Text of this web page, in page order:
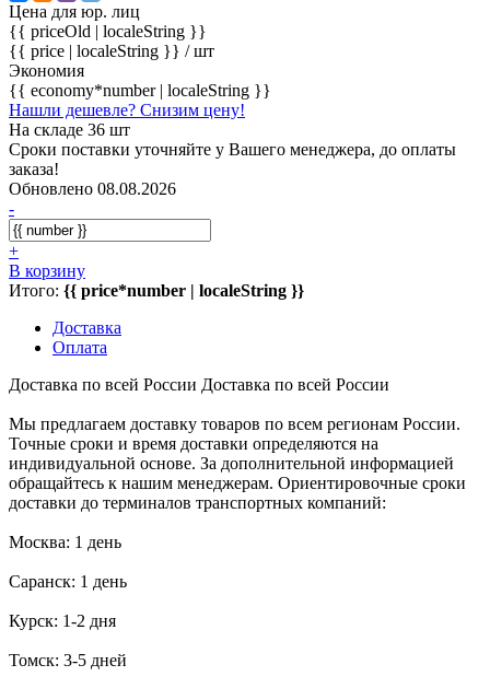
Цена для юр. лиц
{{ priceOld | localeString }}
{{ price | localeString }} / шт
Экономия
{{ economy*number | localeString }}
Нашли дешевле? Снизим цену!
На складе 36 шт
Сроки поставки уточняйте у Вашего менеджера, до оплаты
заказа!
Обновлено 08.08.2026
-
+
В корзину
Итого: {{ price*number | localeString }}
Доставка
Оплата
Доставка по всей России Доставка по всей России
Мы предлагаем доставку товаров по всем регионам России.
Точные сроки и время доставки определяются на
индивидуальной основе. За дополнительной информацией
обращайтесь к нашим менеджерам. Ориентировочные сроки
доставки до терминалов транспортных компаний:
Москва: 1 день
Саранск: 1 день
Курск: 1-2 дня
Томск: 3-5 дней